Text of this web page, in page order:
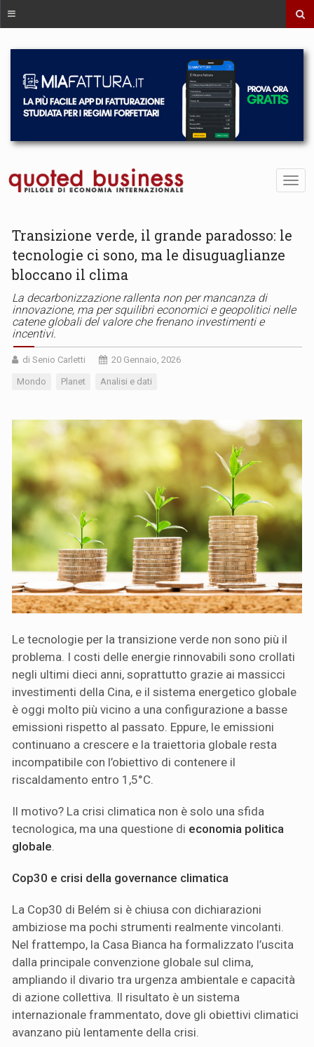
Transizione verde, il grande paradosso: le
tecnologie ci sono, ma le disuguaglianze
bloccano il clima
La decarbonizzazione rallenta non per mancanza di
innovazione, ma per squilibri economici e geopolitici nelle
catene globali del valore che frenano investimenti e
incentivi.
di Senio Carletti 20 Gennaio, 2026
Mondo Planet Analisi e dati
Le tecnologie per la transizione verde non sono più il
problema. I costi delle energie rinnovabili sono crollati
negli ultimi dieci anni, soprattutto grazie ai massicci
investimenti della Cina, e il sistema energetico globale
è oggi molto più vicino a una configurazione a basse
emissioni rispetto al passato. Eppure, le emissioni
continuano a crescere e la traiettoria globale resta
incompatibile con l’obiettivo di contenere il
riscaldamento entro 1,5°C.
Il motivo? La crisi climatica non è solo una sfida
tecnologica, ma una questione di economia politica
globale.
Cop30 e crisi della governance climatica
La Cop30 di Belém si è chiusa con dichiarazioni
ambiziose ma pochi strumenti realmente vincolanti.
Nel frattempo, la Casa Bianca ha formalizzato l’uscita
dalla principale convenzione globale sul clima,
ampliando il divario tra urgenza ambientale e capacità
di azione collettiva. Il risultato è un sistema
internazionale frammentato, dove gli obiettivi climatici
avanzano più lentamente della crisi.